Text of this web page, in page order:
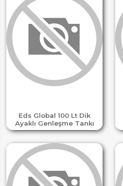
Eds Global 100 Lt Dik
Ayaklı Genleşme Tankı